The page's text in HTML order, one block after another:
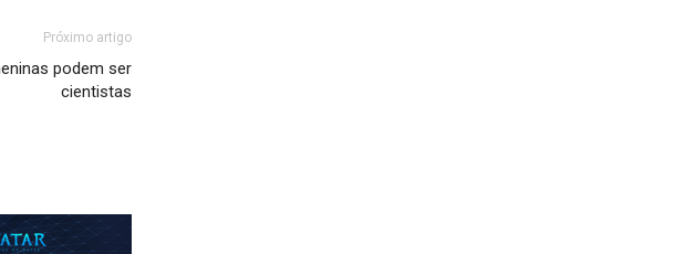
Próximo artigo
podem ser
cientistas